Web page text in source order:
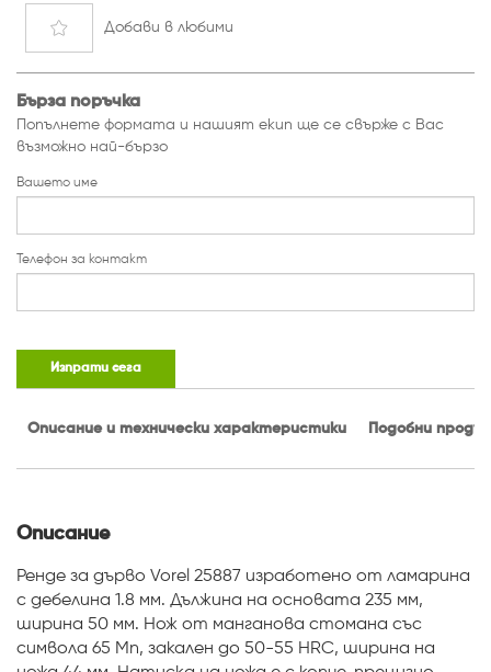
Добави в любими
Бърза поръчка
Попълнете формата и нашият екип ще се свърже с Вас
възможно най-бързо
Вашето име
Телефон за контакт
Изпрати сега
Описание и технически характеристики Подобни
Описание
Ренде за дърво Vorel 25887 изработено от ламарина
с дебелина 1.8 мм. Дължина на основата 235 мм,
ширина 50 мм. Нож от манганова стомана със
символа 65 Mn, закален до 50-55 HRC, ширина на